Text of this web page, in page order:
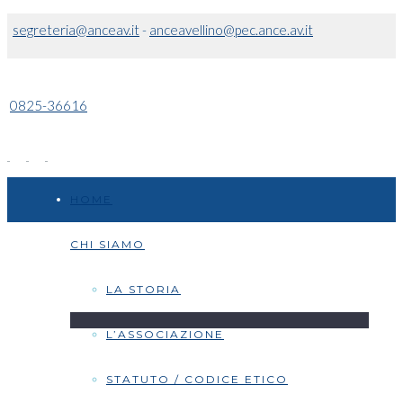
segreteria@anceav.it- anceavellino@pec.ance.av.it
0825-36616
CHI SIAMO
LA STORIA
L’ASSOCIAZIONE
STATUTO / CODICE ETICO